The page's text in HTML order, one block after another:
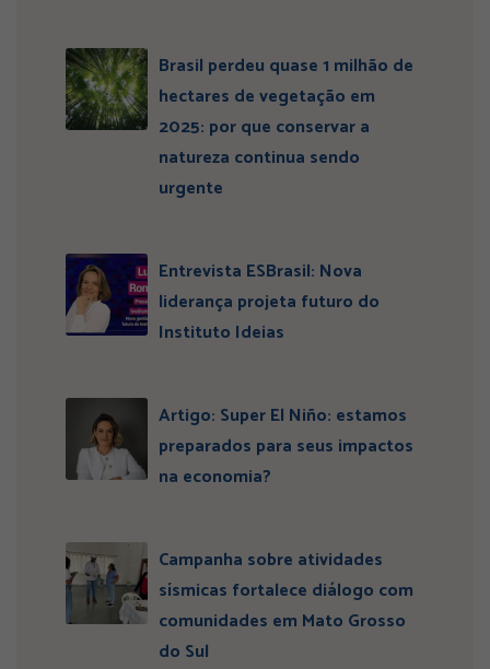
Brasil perdeu quase 1 milhão de
hectares de vegetação em
2025: por que conservar a
natureza continua sendo
urgente
Entrevista ESBrasil: Nova
liderança projeta futuro do
Instituto Ideias
Artigo: Super El Niño: estamos
preparados para seus impactos
na economia?
Campanha sobre atividades
sísmicas fortalece diálogo com
comunidades em Mato Grosso
do Sul